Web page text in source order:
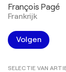
François Pagé
Frankrijk
Volgen
SELECTIE VAN